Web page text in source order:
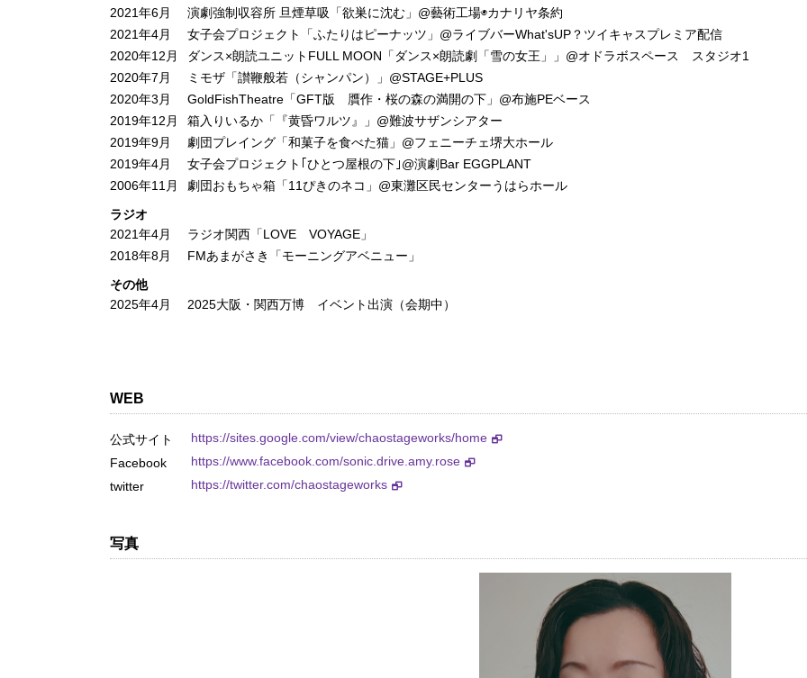
2021年6月
演劇強制収容所 旦煙草吸「欲巣に沈む」@藝術工場◉カナリヤ条約
2021年4月
女子会プロジェクト「ふたりはピーナッツ」@ライブバーWhat'sUP？ツイキャスプレミア配信
2020年12月
ダンス×朗読ユニットFULL MOON「ダンス×朗読劇「雪の女王」」@オドラボスペース スタジオ1
2020年7月
ミモザ「讃鞭般若（シャンパン）」@STAGE+PLUS
2020年3月
GoldFishTheatre「GFT版 贋作・桜の森の満開の下」@布施PEベース
2019年12月
箱入りいるか「『黄昏ワルツ』」@難波サザンシアター
2019年9月
劇団プレイング「和菓子を食べた猫」@フェニーチェ堺大ホール
2019年4月
女子会プロジェクト｢ひとつ屋根の下｣@演劇Bar EGGPLANT
2006年11月
劇団おもちゃ箱「11ぴきのネコ」@東灘区民センターうはらホール
ラジオ
2021年4月
ラジオ関西「LOVE VOYAGE」
2018年8月
FMあまがさき「モーニングアベニュー」
その他
2025年4月
2025大阪・関西万博 イベント出演（会期中）
WEB
公式サイト
https://sites.google.com/view/chaostageworks/home
Facebook
https://www.facebook.com/sonic.drive.amy.rose
twitter
https://twitter.com/chaostageworks
写真